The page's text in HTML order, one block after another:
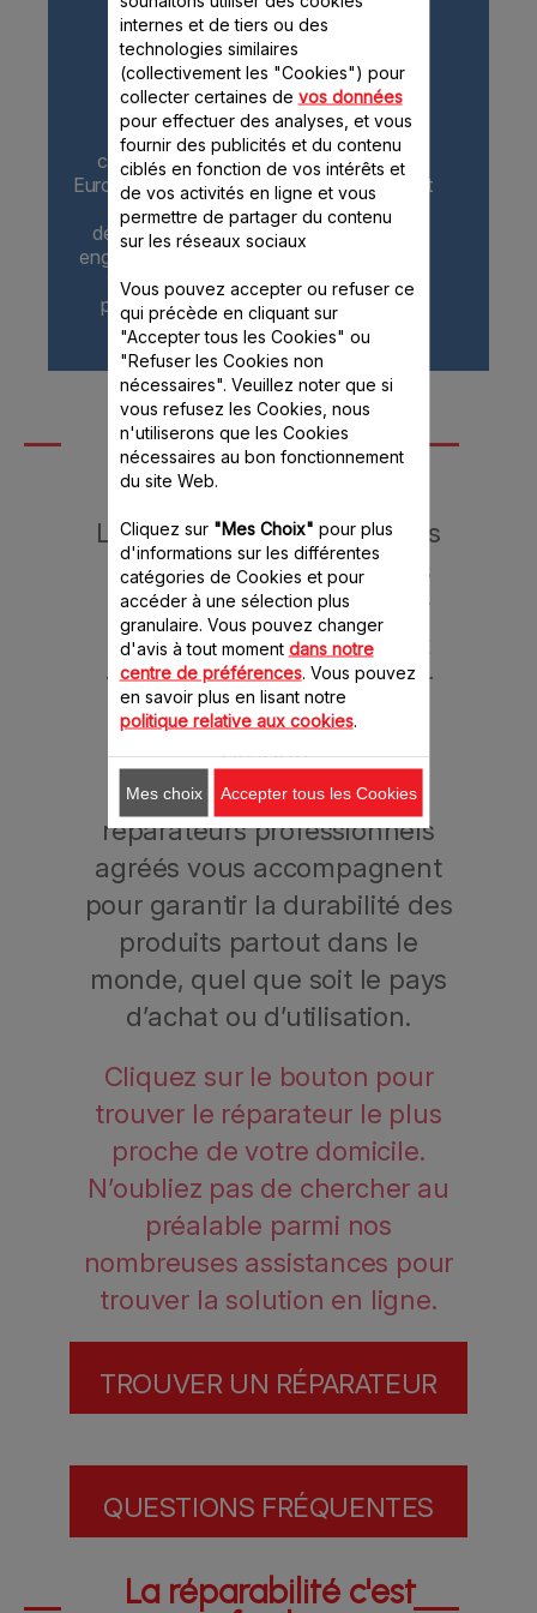
* Plus de 96% des produits
commercialisés par le Groupe Seb en
Europe en 2021 respectaient l'engagement
10 ans qui était valable jusqu'au 31
décembre 2021 et est remplacé par un
engagement 15 ans au juste prix depuis le
1er janvier 2022. Pièces détachées
pouvant être issues de technologies
alternatives.
Moulinex près de
chez vous
Le meilleur service pour vos
produits est assuré par les
professionnels formés par
Moulinex, qui chercheront
toujours une solution pour
prolonger l’utilisation d’un
produit.
Aujourd’hui, plus de 6200
réparateurs professionnels
agréés vous accompagnent
pour garantir la durabilité des
produits partout dans le
monde, quel que soit le pays
d’achat ou d’utilisation.
Cliquez sur le bouton pour
trouver le réparateur le plus
proche de votre domicile.
N’oubliez pas de chercher au
préalable parmi nos
nombreuses assistances pour
trouver la solution en ligne.
TROUVER UN RÉPARATEUR
QUESTIONS FRÉQUENTES
La réparabilité c'est
internes et de tiers ou des
technologies similaires
(collectivement les "Cookies") pour
collecter certaines de vos données
pour effectuer des analyses, et vous
fournir des publicités et du contenu
ciblés en fonction de vos intérêts et
de vos activités en ligne et vous
permettre de partager du contenu
sur les réseaux sociaux
Vous pouvez accepter ou refuser ce
qui précède en cliquant sur
"Accepter tous les Cookies" ou
"Refuser les Cookies non
nécessaires". Veuillez noter que si
vous refusez les Cookies, nous
n'utiliserons que les Cookies
nécessaires au bon fonctionnement
du site Web.
Cliquez sur "Mes Choix" pour plus
d'informations sur les différentes
catégories de Cookies et pour
accéder à une sélection plus
granulaire. Vous pouvez changer
d'avis à tout moment dans notre
centre de préférences. Vous pouvez
en savoir plus en lisant notre
politique relative aux cookies.
Mes choix Accepter tous les Cookies